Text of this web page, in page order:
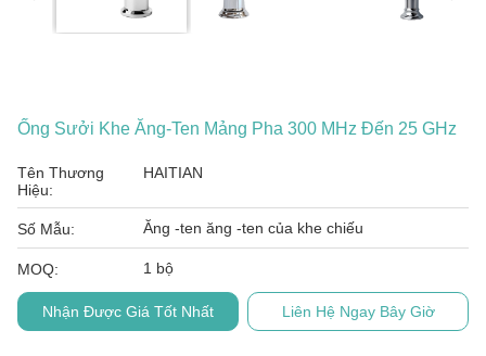
Ống Sưởi Khe Ăng-Ten Mảng Pha 300 MHz Đến 25 GHz
Tên Thương
Hiệu:
HAITIAN
Số Mẫu: Ăng -ten ăng -ten của khe chiếu
MOQ: 1 bộ
Nhận Được Giá Tốt Nhất Liên Hệ Ngay Bây Giờ